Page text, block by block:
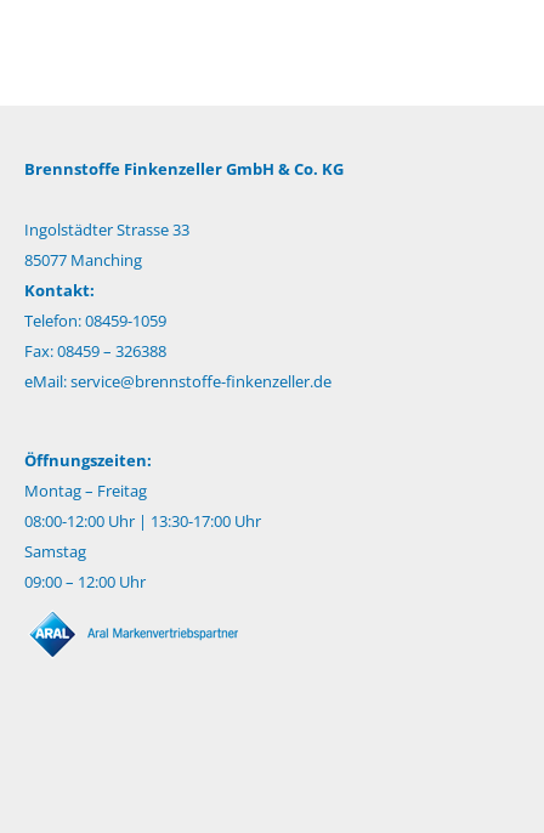
Brennstoffe Finkenzeller GmbH & Co. KG
Ingolstädter Strasse 33
85077 Manching
Kontakt:
Telefon: 08459-1059
Fax: 08459 – 326388
eMail:service@brennstoffe-finkenzeller.de
Öffnungszeiten:
Montag – Freitag
08:00-12:00 Uhr | 13:30-17:00 Uhr
Samstag
09:00 – 12:00 Uhr